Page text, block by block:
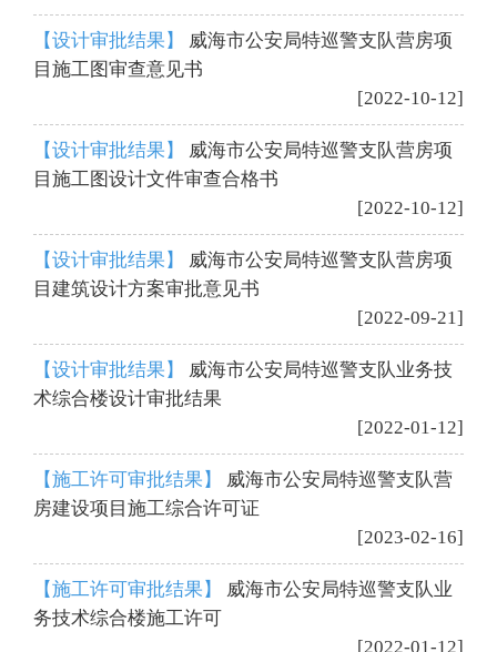
【设计审批结果】 威海市公安局特巡警支队营房项
目施工图审查意见书
[2022-10-12]
【设计审批结果】 威海市公安局特巡警支队营房项
目施工图设计文件审查合格书
[2022-10-12]
【设计审批结果】 威海市公安局特巡警支队营房项
目建筑设计方案审批意见书
[2022-09-21]
【设计审批结果】 威海市公安局特巡警支队业务技
术综合楼设计审批结果
[2022-01-12]
【施工许可审批结果】 威海市公安局特巡警支队营
房建设项目施工综合许可证
[2023-02-16]
【施工许可审批结果】 威海市公安局特巡警支队业
务技术综合楼施工许可
[2022-01-12]